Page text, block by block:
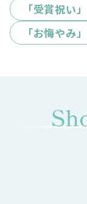
「受賞祝い」
「お悔やみ」